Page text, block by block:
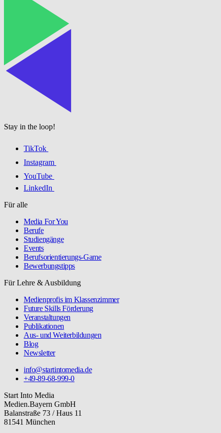
Stay in the loop!
TikTok
Instagram
YouTube
LinkedIn
Für alle
Media For You
Berufe
Studiengänge
Events
Berufsorientierungs-Game
Bewerbungstipps
Für Lehre & Ausbildung
Medienprofis im Klassenzimmer
Future Skills Förderung
Veranstaltungen
Publikationen
Aus- und Weiterbildungen
Blog
Newsletter
info@startintomedia.de
+49-89-68-999-0
Start Into Media
Medien.Bayern GmbH
Balanstraße 73 / Haus 11
81541 München